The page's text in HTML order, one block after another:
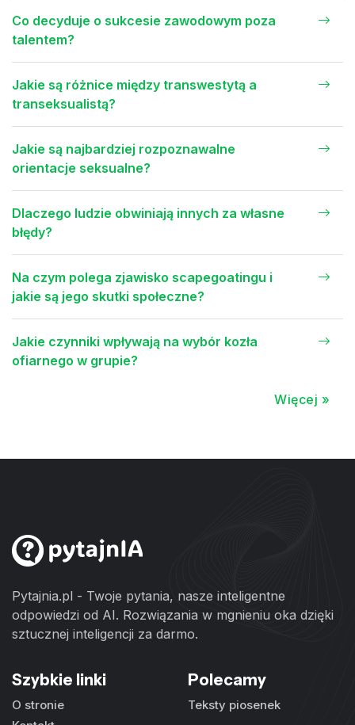
Co decyduje o sukcesie zawodowym poza
talentem?
Jakie są różnice między transwestytą a
transeksualistą?
Jakie są najbardziej rozpoznawalne
orientacje seksualne?
Dlaczego ludzie obwiniają innych za własne
błędy?
Na czym polega zjawisko scapegoatingu i
jakie są jego skutki społeczne?
Jakie czynniki wpływają na wybór kozła
ofiarnego w grupie?
Więcej »
Pytajnia.pl - Twoje pytania, nasze inteligentne
odpowiedzi od AI. Rozwiązania w mgnieniu oka dzięki
sztucznej inteligencji za darmo.
Szybkie linki
O stronie
Polecamy
Teksty piosenek